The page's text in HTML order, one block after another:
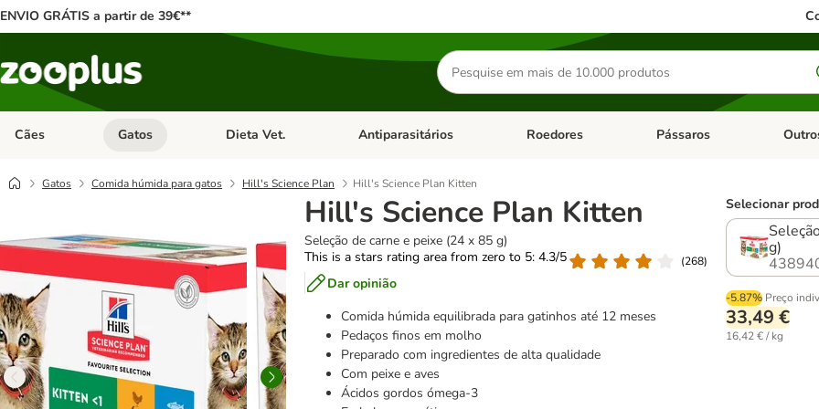
ENVIO GRÁTIS a partir de 39€**
Pesquisar
produtos
Cães Abrir menu de categoria: Cães
Gatos Abrir menu de categoria: Gatos
Dieta Vet. Abrir menu de categoria: Dieta Vet.
Antiparasitários Abrir menu de categoria: Antiparasitários
Roedores Abrir menu de categoria:
Pássaros Abrir
Gatos Comida húmida para gatos Hill's Science Plan Hill's Science Plan Kitten
Hill's Science Plan Kitten
Seleção de carne e peixe (24 x 85 g)
This is a stars rating area from zero to 5: 4.3/5
(268)
Dar opinião
Comida húmida equilibrada para gatinhos até 12 meses
Pedaços finos em molho
Preparado com ingredientes de alta qualidade
Com peixe e aves
Ácidos gordos ómega-3
Selecionar
g)
-5.87% Preço
33,49 €
16,42 € / kg